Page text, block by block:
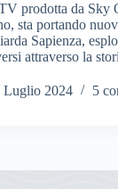
prodotta da Sky
sta portando
Sapienza,
attraverso la
Luglio 2024 5